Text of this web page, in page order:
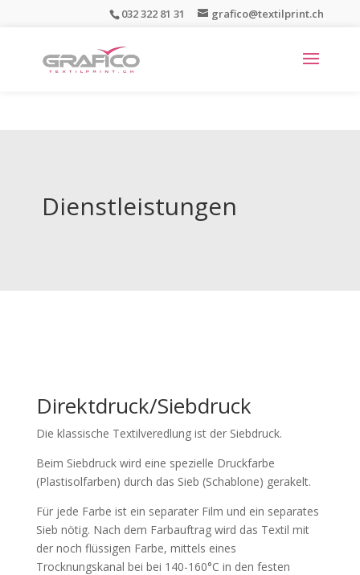
032 322 81 31 grafico@textilprint.ch
Dienstleistungen
Direktdruck/Siebdruck
Die klassische Textilveredlung ist der Siebdruck.
Beim Siebdruck wird eine spezielle Druckfarbe
(Plastisolfarben) durch das Sieb (Schablone) gerakelt.
Für jede Farbe ist ein separater Film und ein separates
Sieb nötig. Nach dem Farbauftrag wird das Textil mit
der noch flüssigen Farbe, mittels eines
Trocknungskanal bei bei 140-160°C in den festen